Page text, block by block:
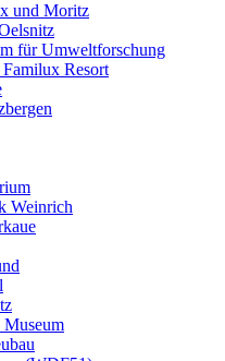
und Moritz
für Umweltforschung
Resort
Weinrich